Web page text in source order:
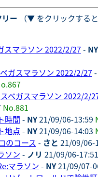
ー （▼ をクリックする
スマラソン 2022/2/27- NY
ガスマラソン 2022/2/27-
ベガスマラソン 2022/2/
No.881
時間 - NY21/09/06-13:59
地点 - NY21/09/06-14:03
のコース - さと 21/09/06-
ソン - ノリ 21/09/06-17:51
マラソン - NY21/09/07-